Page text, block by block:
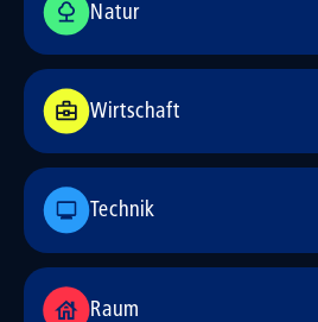
Natur
Wirtschaft
Technik
Raum